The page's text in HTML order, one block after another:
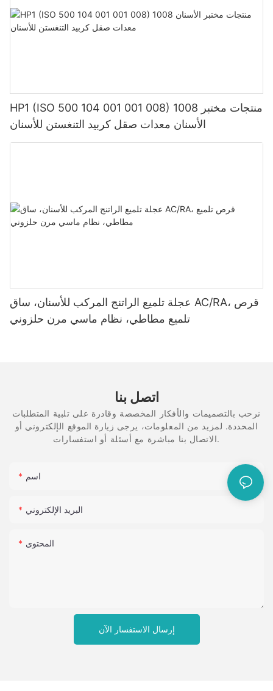
HP1 (ISO 500 104 001 001 008) 1008 منتجات مختبر
الأسنان معدات صقل كربيد التنغستن للأسنان
عجلة تلميع الراتنج المركب للأسنان، ساق AC/RA، قرص
تلميع مطاطي، نظام ماسي مرن حلزوني
اتصل بنا
نرحب بالتصميمات والأفكار المخصصة وقادرة على تلبية المتطلبات
المحددة. لمزيد من المعلومات، يرجى زيارة الموقع الإلكتروني أو
الاتصال بنا مباشرة مع أسئلة أو استفسارات.
اسم
البريد الإلكتروني
المحتوى
إرسال الاستفسار الآن